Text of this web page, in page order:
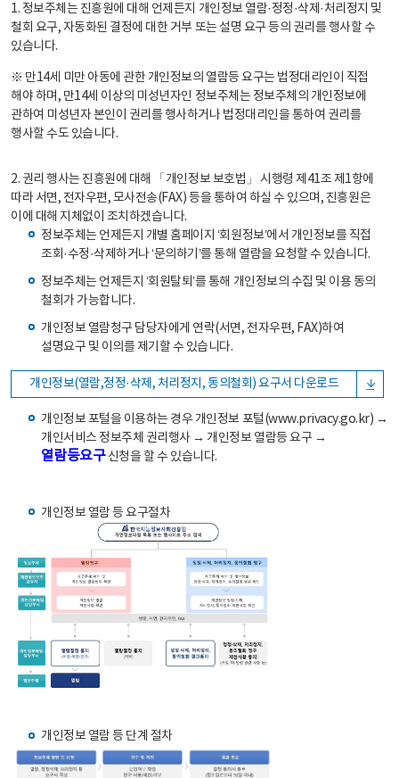
1. 정보주체는 진흥원에 대해 언제든지 개인정보 열람·정정·삭제·처리정지 및
철회 요구, 자동화된 결정에 대한 거부 또는 설명 요구 등의 권리를 행사할 수
있습니다.
※ 만14세 미만 아동에 관한 개인정보의 열람등 요구는 법정대리인이 직접
해야 하며, 만14세 이상의 미성년자인 정보주체는 정보주체의 개인정보에
관하여 미성년자 본인이 권리를 행사하거나 법정대리인을 통하여 권리를
행사할 수도 있습니다.
2. 권리 행사는 진흥원에 대해 「개인정보 보호법」 시행령 제41조 제1항에
따라 서면, 전자우편, 모사전송(FAX) 등을 통하여 하실 수 있으며, 진흥원은
이에 대해 지체없이 조치하겠습니다.
정보주체는 언제든지 개별 홈페이지 ‘회원정보’에서 개인정보를 직접
조회·수정·삭제하거나 ‘문의하기’를 통해 열람을 요청할 수 있습니다.
정보주체는 언제든지 ‘회원탈퇴’를 통해 개인정보의 수집 및 이용 동의
철회가 가능합니다.
개인정보 열람청구 담당자에게 연락(서면, 전자우편, FAX)하여
설명요구 및 이의를 제기할 수 있습니다.
개인정보(열람,정정·삭제, 처리정지, 동의철회) 요구서 다운로드
개인정보 포털을 이용하는 경우 개인정보 포털(www.privacy.go.kr) →
개인서비스 정보주체 권리행사 → 개인정보 열람등 요구 →
열람등요구신청을 할 수 있습니다.
개인정보 열람 등 요구절차
개인정보 열람 등 단계 절차